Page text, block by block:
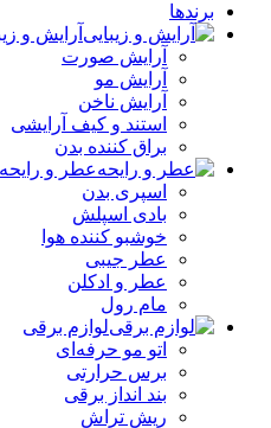
برندها
آرایش و زیبایی
آرایش صورت
آرایش مو
آرایش ناخن
استند و کیف آرایشی
براق کننده بدن
عطر و رایحه
اسپری بدن
بادی اسپلش
خوشبو کننده هوا
عطر جیبی
عطر و ادکلن
مام رول
لوازم برقی
اتو مو حرفه‌ای
برس حرارتی
بند انداز برقی
ریش تراش